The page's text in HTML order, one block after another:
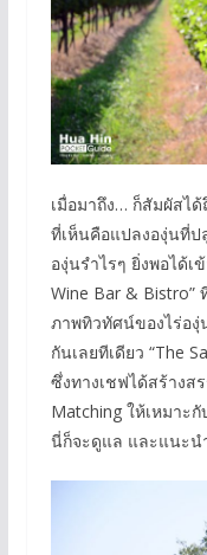
เมื่อมาถึง… ก็สัมผัสไ
ที่เห็นคือแปลงองุ่นที่ป
องุ่นรำไรๆ ยิ่งพอได้เ
Wine Bar & Bistro”
ภาพทิวทัศน์ของไร่อ
กันเลยทีเดียว “The
ซึ่งทางเชฟได้สร้างส
Matching ให้เหมาะ
นี่ก็จะดูแล และแนะน